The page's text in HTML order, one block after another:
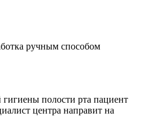
ручным способом
гигиены полости рта пациент
центра направит на